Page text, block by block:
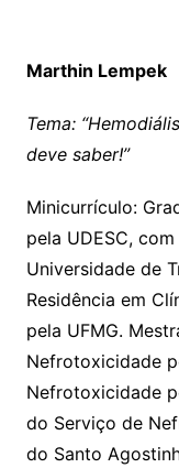
Marthin Lempek
Tema:
deve saber!”
Minicurrículo:
pela UDESC,
Universidade de
Residência em
pela UFMG.
Nefrotoxicidade
Nefrotoxicidade
do Serviço de
do Santo